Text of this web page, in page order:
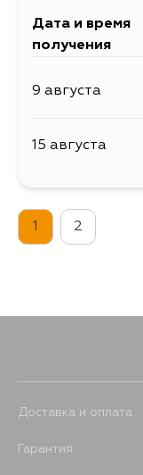
Дата и время
получения
9 августа
15 августа
1 2
Доставка и оплата
Гарантия